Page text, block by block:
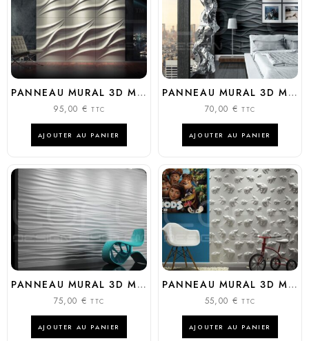
PANNEAU MURAL 3D MODÈLE : TIDE
95,00 € TTC
AJOUTER AU PANIER
PANNEAU MURAL 3D MODÈLE : SAND STORM
70,00 € TTC
AJOUTER AU PANIER
PANNEAU MURAL 3D MODÈLE : RIPPLE
75,00 € TTC
AJOUTER AU PANIER
PANNEAU MURAL 3D MODÈLE : JUNGLE
55,00 € TTC
AJOUTER AU PANIER